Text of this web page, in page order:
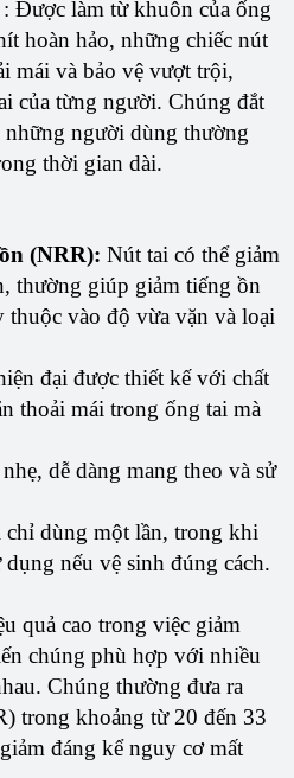
: Được làm từ khuôn của ống
hoàn hảo, những chiếc nút
mái và bảo vệ vượt trội,
của từng người. Chúng đắt
người dùng thường
thời gian dài.
(NRR): Nút tai có thể giảm
thường giúp giảm tiếng ồn
thuộc vào độ vừa vặn và loại
đại được thiết kế với chất
thoải mái trong ống tai mà
dễ dàng mang theo và sử
chỉ dùng một lần, trong khi
nếu vệ sinh đúng cách.
quả cao trong việc giảm
chúng phù hợp với nhiều
Chúng thường đưa ra
trong khoảng từ 20 đến 33
đáng kể nguy cơ mất